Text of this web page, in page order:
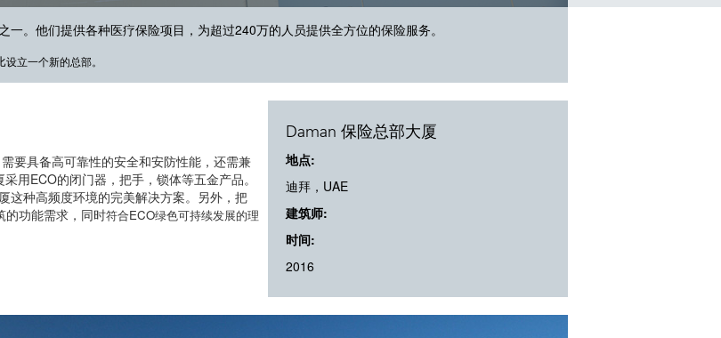
。他们提供各种医疗保险项目，为超过240万的人员提供全方位的保险服务。
设立一个新的总部。
要具备高可靠性的安全和安防性能，还需兼
用ECO的闭门器，把手，锁体等五金产品。
这种高频度环境的完美解决方案。另外，把
的功能需求，同时符合ECO绿色可持续发展的理
Daman 保险总部大厦
地点:
迪拜，UAE
建筑师:
时间:
2016